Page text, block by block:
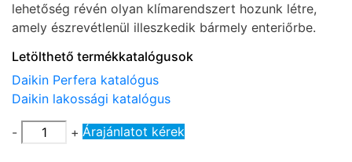
lehetőség révén olyan klímarendszert hozunk létre,
amely észrevétlenül illeszkedik bármely enteriőrbe.
Letölthető termékkatalógusok
Daikin Perfera katalógus
Daikin lakossági katalógus
- + Árajánlatot kérek